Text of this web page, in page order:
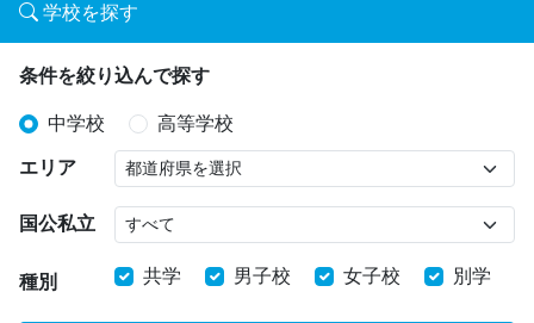
学校を探す
条件を絞り込んで探す
中学校 高等学校
エリア
国公私立
種別 共学 男子校 女子校 別学